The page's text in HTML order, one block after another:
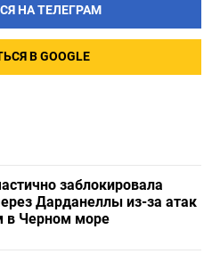
НА ТЕЛЕГРАМ
В GOOGLE
заблокировала
Дарданеллы из-за атак
в Черном море